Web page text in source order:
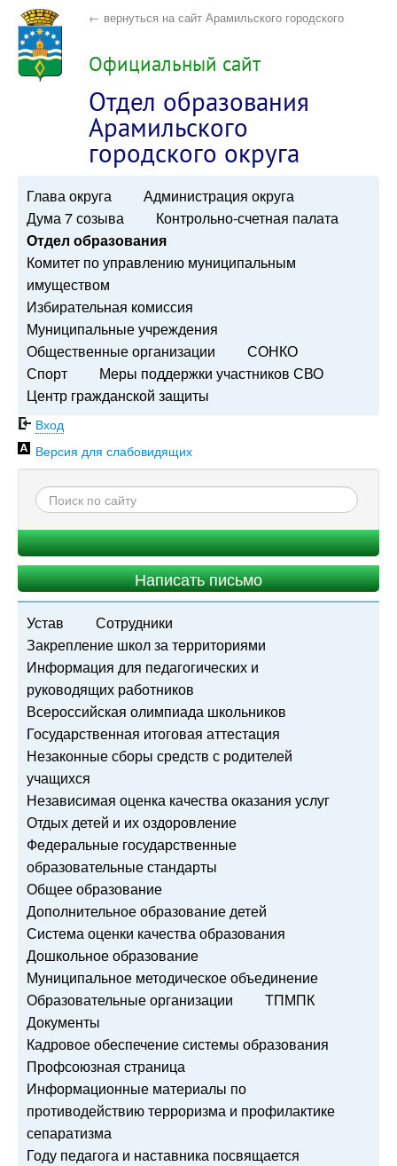
← вернуться на сайт Арамильского городского
округа
Официальный сайт
Отдел образования
Арамильского
городского округа
Глава округа
Администрация округа
Дума 7 созыва
Контрольно-счетная палата
Отдел образования
Комитет по управлению муниципальным
имуществом
Избирательная комиссия
Муниципальные учреждения
Общественные организации
СОНКО
Спорт
Меры поддержки участников СВО
Центр гражданской защиты
Вход
Версия для слабовидящих
Написать письмо
Устав
Сотрудники
Закрепление школ за территориями
Информация для педагогических и
руководящих работников
Всероссийская олимпиада школьников
Государственная итоговая аттестация
Незаконные сборы средств с родителей
учащихся
Независимая оценка качества оказания услуг
Отдых детей и их оздоровление
Федеральные государственные
образовательные стандарты
Общее образование
Дополнительное образование детей
Система оценки качества образования
Дошкольное образование
Муниципальное методическое объединение
Образовательные организации
ТПМПК
Документы
Кадровое обеспечение системы образования
Профсоюзная страница
Информационные материалы по
противодействию терроризма и профилактике
сепаратизма
Году педагога и наставника посвящается